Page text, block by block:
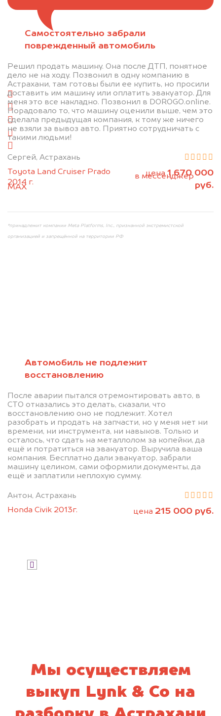
Самостоятельно забрали
поврежденный автомобиль
Решил продать машину. Она после ДТП, понятное
дело не на ходу. Позвонил в одну компанию в
Астрахани, там готовы были ее купить, но просили
доставить им машину или оплатить эвакуатор. Для
меня это все накладно. Позвонил в DOROGO.online.
Порадовало то, что машину оценили выше, чем это
сделала предыдущая компания, к тому же ничего
не взяли за вывоз авто. Приятно сотрудничать с
такими людьми!
Сергей, Астрахань
Toyota Land Cruiser Prado
2014 г.
цена1 670 000
руб.
Автомобиль не подлежит
восстановлению
После аварии пытался отремонтировать авто, в
СТО отказались это делать, сказали, что
восстановлению оно не подлежит. Хотел
разобрать и продать на запчасти, но у меня нет ни
времени, ни инструмента, ни навыков. Только и
осталось, что сдать на металлолом за копейки, да
ещё и потратиться на эвакуатор. Выручила ваша
компания. Бесплатно дали эвакуатор, забрали
машину целиком, сами оформили документы, да
ещё и заплатили неплохую сумму.
Антон, Астрахань
Honda Civik 2013г.
цена 215 000 руб.
Отправьте фотографии автомобиля — через
1. Сфотографируйте машину:
спереди
сзади
слева
справа
+79584983298 по WhatsApp*, в мессенджер
MAX
*принадлежит компании Meta Platforms, Inc., признанной экстремистской
организацией и запрещённой на территории РФ
БЕСПЛАТНО
разборку.
Мы купим ваше авто на 20.000 руб.
дороже, чем предлагают на
автоаукционах.
Мы осуществляем
выкуп Lynk & Co на